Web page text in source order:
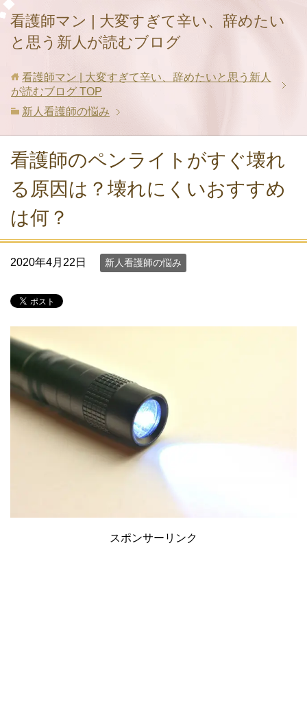
看護師マン | 大変すぎて辛い、辞めたい
と思う新人が読むブログ
看護師マン | 大変すぎて辛い、辞めたいと思う新人
が読むブログ TOP
新人看護師の悩み
看護師のペンライトがすぐ壊れ
る原因は？壊れにくいおすすめ
は何？
2020年4月22日 新人看護師の悩み
スポンサーリンク